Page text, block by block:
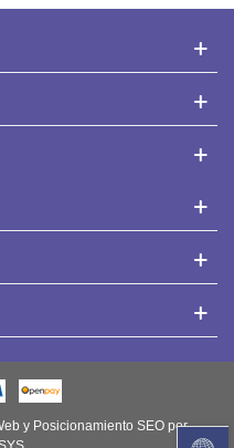
y Posicionamiento SEO por